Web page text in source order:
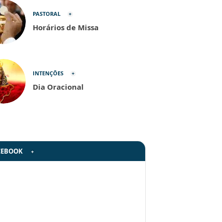
PASTORAL
Horários de Missa
INTENÇÕES
Dia Oracional